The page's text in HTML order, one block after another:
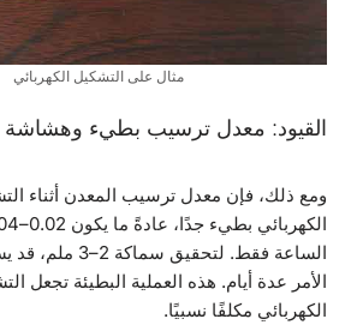
مثال على التشكيل الكهربائي
القيود: معدل ترسيب بطيء
ومع ذلك، فإن معدل ترسيب المعدن أثناء
الساعة فقط. لتحقيق سماكة
الأمر عدة أيام. هذه العملية البطيئة تجعل
الكهربائي مكلفًا نسبيًا.